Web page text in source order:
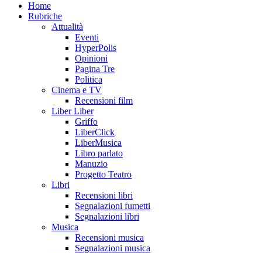
Home
Rubriche
Attualità
Eventi
HyperPolis
Opinioni
Pagina Tre
Politica
Cinema e TV
Recensioni film
Liber Liber
Griffo
LiberClick
LiberMusica
Libro parlato
Manuzio
Progetto Teatro
Libri
Recensioni libri
Segnalazioni fumetti
Segnalazioni libri
Musica
Recensioni musica
Segnalazioni musica